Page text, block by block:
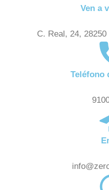
Ven a
C. Real, 24,
Teléfono